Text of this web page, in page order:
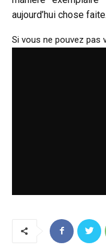
aujourd’hui chose faite.
Si vous ne pouvez pas